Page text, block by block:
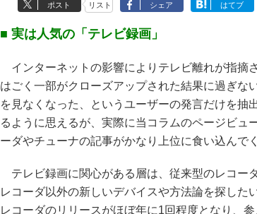
ポスト リスト シェア はてブ
■ 実は人気の「テレビ録画」
インターネットの影響によりテレビ離れが指摘
はごく一部がクローズアップされた結果に過ぎな
を見なくなった、というユーザーの発言だけを抽
るように思えるが、実際に当コラムのページビュ
ーダやチューナの記事がかなり上位に食い込んでく
テレビ録画に関心がある層は、従来型のレコー
レコーダ以外の新しいデバイスや方法論を探した
レコーダのリリースがほぼ年に1回程度となり、